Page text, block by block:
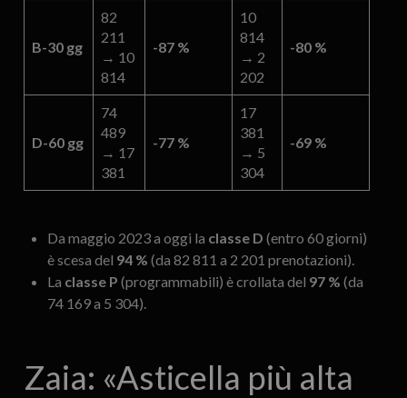
B-30 gg
82
211
→ 10
814
-87 %
10
814
→ 2
202
-80 %
D-60 gg
74
489
→ 17
381
-77 %
17
381
→ 5
304
-69 %
Da maggio 2023 a oggi la classe D (entro 60 giorni)
è scesa del 94 % (da 82 811 a 2 201 prenotazioni).
La classe P (programmabili) è crollata del 97 % (da
74 169 a 5 304).
Zaia: «Asti­cella più alta